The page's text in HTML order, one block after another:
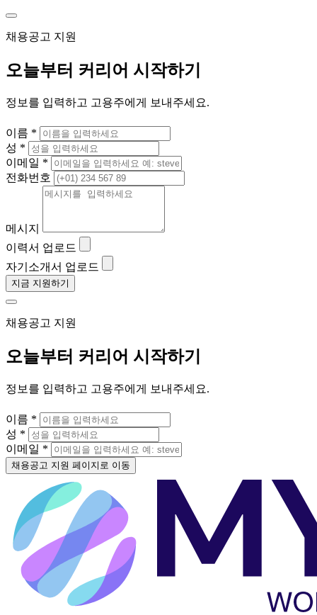
채용공고 지원
오늘부터 커리어 시작하기
정보를 입력하고 고용주에게 보내주세요.
이름 *
성 *
이메일 *
전화번호
메시지
이력서 업로드
자기소개서 업로드
지금 지원하기
채용공고 지원
오늘부터 커리어 시작하기
정보를 입력하고 고용주에게 보내주세요.
이름 *
성 *
이메일 *
채용공고 지원 페이지로 이동